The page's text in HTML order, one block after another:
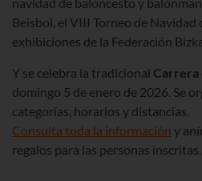
Beisbol, el VIII Torneo de
exhibiciones de la Federación
Y se celebra la tradicional Carrera
domingo 5 de enero de 2026. Se
categorías, horarios y distancias.
Consulta toda la información y
regalos para las personas inscritas.